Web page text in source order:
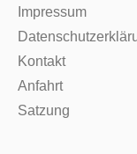
Impressum
Kontakt
Anfahrt
Satzung